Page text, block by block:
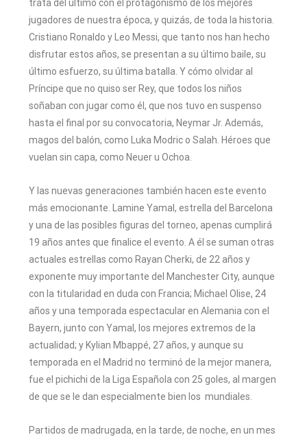
trata del último con el protagonismo de los mejores
jugadores de nuestra época, y quizás, de toda la historia.
Cristiano Ronaldo y Leo Messi, que tanto nos han hecho
disfrutar estos años, se presentan a su último baile, su
último esfuerzo, su última batalla. Y cómo olvidar al
Príncipe que no quiso ser Rey, que todos los niños
soñaban con jugar como él, que nos tuvo en suspenso
hasta el final por su convocatoria, Neymar Jr. Además,
magos del balón, como Luka Modric o Salah. Héroes que
vuelan sin capa, como Neuer u Ochoa.
Y las nuevas generaciones también hacen este evento
más emocionante. Lamine Yamal, estrella del Barcelona
y una de las posibles figuras del torneo, apenas cumplirá
19 años antes que finalice el evento. A él se suman otras
actuales estrellas como Rayan Cherki, de 22 años y
exponente muy importante del Manchester City, aunque
con la titularidad en duda con Francia; Michael Olise, 24
años y una temporada espectacular en Alemania con el
Bayern, junto con Yamal, los mejores extremos de la
actualidad; y Kylian Mbappé, 27 años, y aunque su
temporada en el Madrid no terminó de la mejor manera,
fue el pichichi de la Liga Española con 25 goles, al margen
de que se le dan especialmente bien los mundiales.
Partidos de madrugada, en la tarde, de noche, en un mes